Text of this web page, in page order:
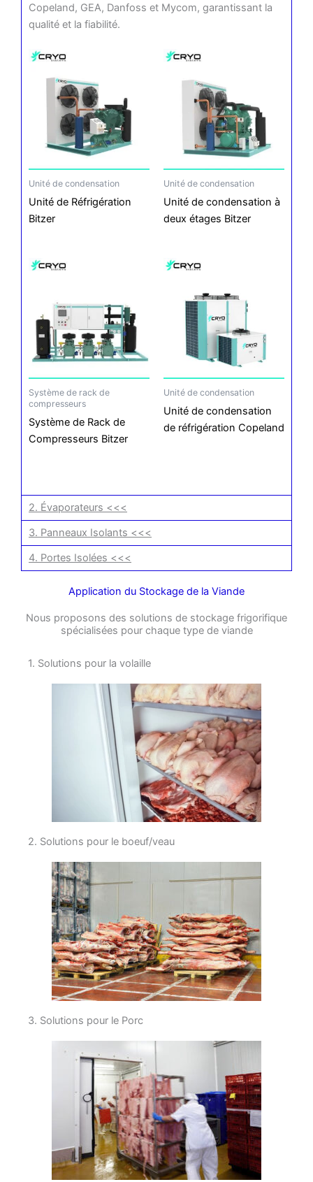
Copeland, GEA, Danfoss et Mycom, garantissant la
qualité et la fiabilité.
Unité de condensation
Unité de Réfrigération
Bitzer
Unité de condensation
Unité de condensation à
deux étages Bitzer
Système de rack de
compresseurs
Système de Rack de
Compresseurs Bitzer
Unité de condensation
Unité de condensation
de réfrigération Copeland
2. Évaporateurs <<<
3. Panneaux Isolants <<<
4. Portes Isolées <<<
Application du Stockage de la Viande
Nous proposons des solutions de stockage frigorifique
spécialisées pour chaque type de viande
1. Solutions pour la volaille
2. Solutions pour le boeuf/veau
3. Solutions pour le Porc